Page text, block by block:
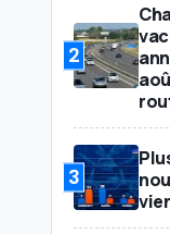
2
3